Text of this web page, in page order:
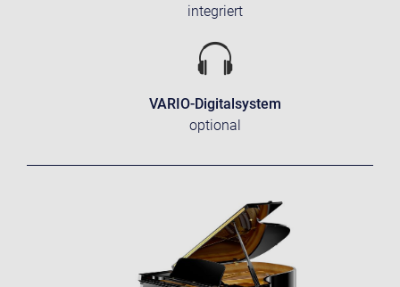
integriert
VARIO-Digitalsystem
optional